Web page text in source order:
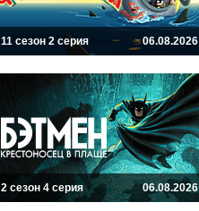
11 сезон 2 серия 06.08.2026
2 сезон 4 серия 06.08.2026